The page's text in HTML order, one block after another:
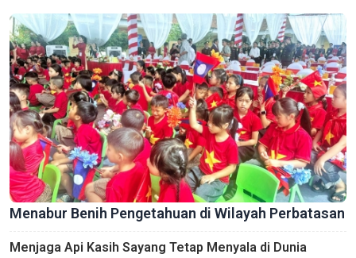
Menabur Benih Pengetahuan di Wilayah Perbatasan
Menjaga Api Kasih Sayang Tetap Menyala di Dunia